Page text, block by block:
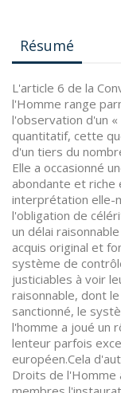
Résumé
L'article 6 de la
l'Homme range
l'observation d'un
quantitatif, cette
d'un tiers du
Elle a occasionné
abondante et riche
interprétation elle-
l'obligation de
un délai
acquis original et
système de
justiciables à voir
raisonnable, dont
sanctionné, le
l'homme a joué un
lenteur parfois
européen.Cela
Droits de l'Homme